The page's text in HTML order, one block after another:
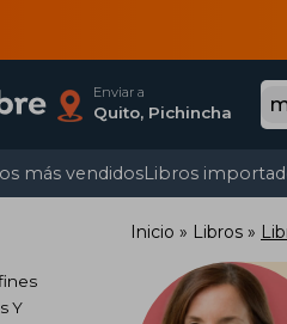
Enviar a
Quito, Pichincha
más vendidosLibros
Inicio Libros